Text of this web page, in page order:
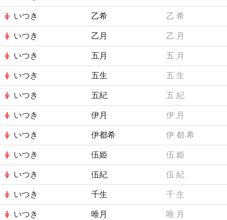
いつき 乙希 乙 希
いつき 乙月 乙 月
いつき 五月 五 月
いつき 五生 五 生
いつき 五紀 五 紀
いつき 伊月 伊 月
いつき 伊都希 伊 都 希
いつき 伍姫 伍 姫
いつき 伍紀 伍 紀
いつき 千生 千 生
いつき 唯月 唯 月